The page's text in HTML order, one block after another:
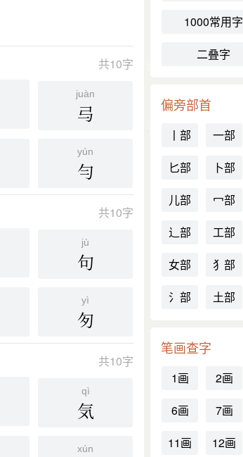
共10字
juàn
㢧
yún
勻
共10字
jù
句
yì
匇
共10字
qì
気
xún
1000常用字
二叠字
偏旁部首
丨部 一部
匕部
卜部
儿部
冖部
辶部
工部
女部
犭部
氵部
土部
笔画查字
1画 2画
6画
7画
11画
12画